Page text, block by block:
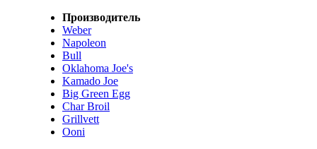
Производитель
Weber
Napoleon
Bull
Oklahoma Joe's
Kamado Joe
Big Green Egg
Char Broil
Grillvett
Ooni